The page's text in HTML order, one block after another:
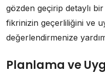
gözden geçirip detaylı
fikrinizin geçerliliğini ve
değerlendirmenize
Planlama ve